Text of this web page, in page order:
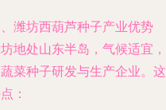
潍坊西葫芦种子产业优势
地处山东半岛，气候适宜
菜种子研发与生产企业。
：